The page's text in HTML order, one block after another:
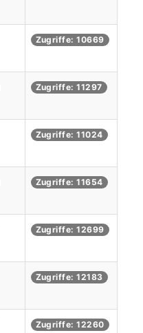
Zugriffe: 10669
Zugriffe: 11297
Zugriffe: 11024
Zugriffe: 11654
Zugriffe: 12699
Zugriffe: 12183
Zugriffe: 12260